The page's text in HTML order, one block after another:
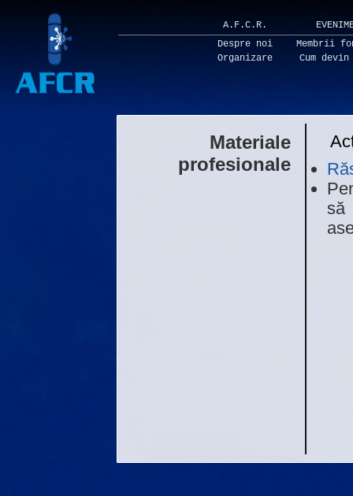
A.F.C.R.
Despre noi
Organizare
Membrii
Cum devin
Materiale
profesionale